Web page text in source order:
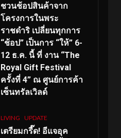
ชวนช้อปสินค้าจาก
โครงการในพระ
ราชดำริ เปลี่ยนทุกการ
“ช้อป” เป็นการ “ให้” 6-
12 ธ.ค. นี้ ที่ งาน “The
Royal Gift Festival
ครั้งที่ 4” ณ ศูนย์การค้า
เซ็นทรัลเวิลด์
LIVING UPDATE
เตรียมกรี๊ด! อีแจอุค